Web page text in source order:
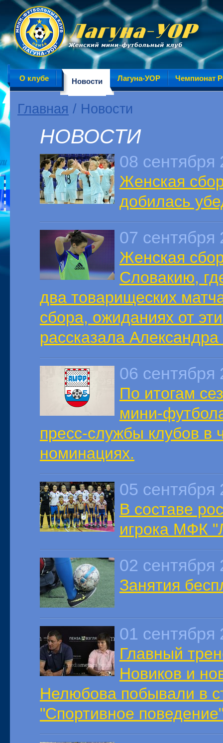
О клубе Новости Лагуна-УОР Чемпионат
Главная / Новости
НОВОСТИ
08 сентября
Женская
добилась
07 сентября
Женская
Словакию,
два товарищеских
сбора, ожиданиях от
рассказала
06 сентября
По итогам
мини-
пресс-службы клубов в
номинациях.
05 сентября
В составе
игрока МФК
02 сентября
Занятия
01 сентября
Главный
Новиков и
Нелюбова побывали в
"Спортивное